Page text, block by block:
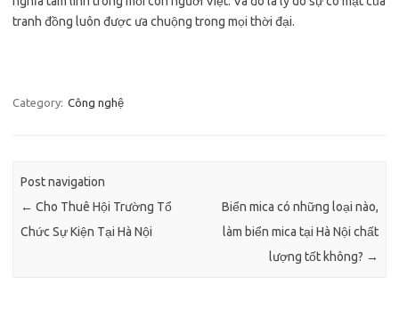
tranh đồng luôn được ưa chuộng trong mọi thời đại.
Category: Công nghệ
Post navigation
← Cho Thuê Hội Trường Tổ
Chức Sự Kiện Tại Hà Nội
Biển mica có những loại nào,
làm biển mica tại Hà Nội chất
lượng tốt không? →